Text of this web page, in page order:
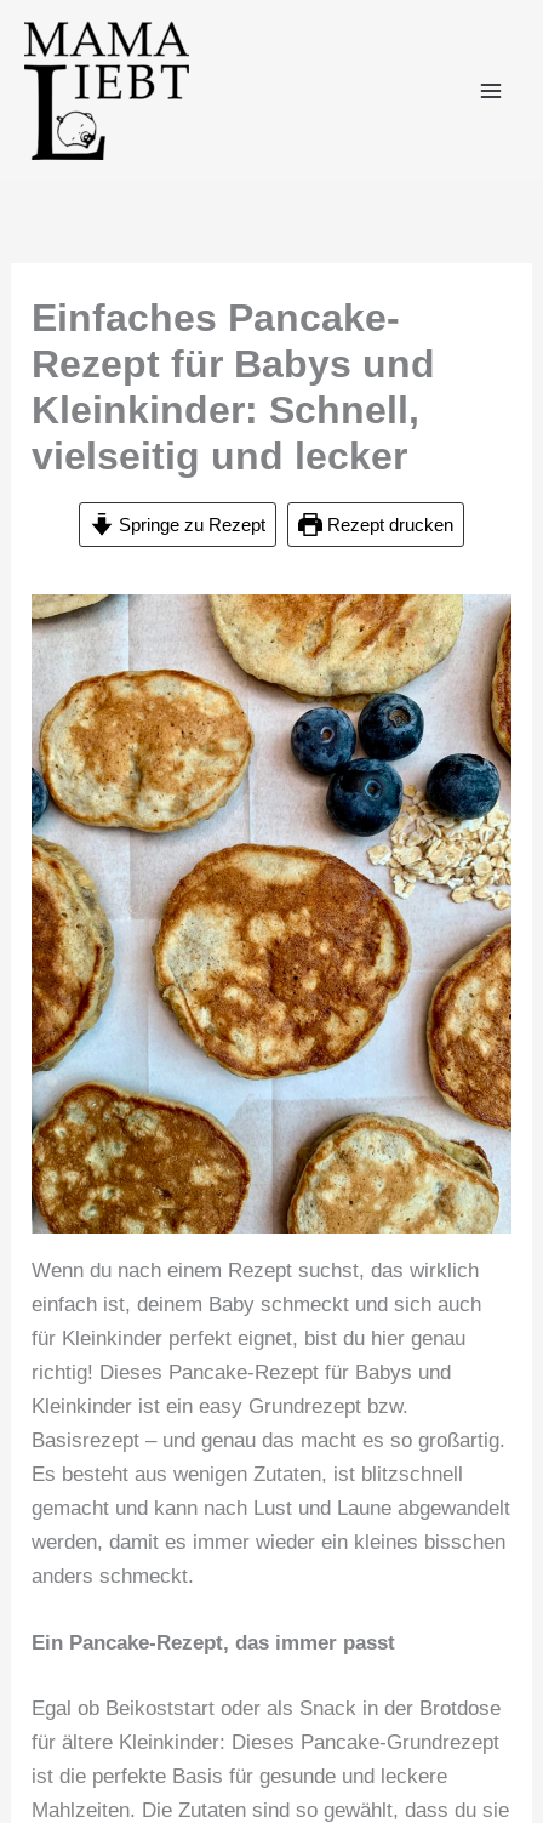
Inhalt
springen
Einfaches Pancake-
Rezept für Babys und
Kleinkinder: Schnell,
vielseitig und lecker
Springe zu Rezept Rezept drucken
Wenn du nach einem Rezept suchst, das wirklich
einfach ist, deinem Baby schmeckt und sich auch
für Kleinkinder perfekt eignet, bist du hier genau
richtig! Dieses Pancake-Rezept für Babys und
Kleinkinder ist ein easy Grundrezept bzw.
Basisrezept – und genau das macht es so großartig.
Es besteht aus wenigen Zutaten, ist blitzschnell
gemacht und kann nach Lust und Laune abgewandelt
werden, damit es immer wieder ein kleines bisschen
anders schmeckt.
Ein Pancake-Rezept, das immer passt
Egal ob Beikoststart oder als Snack in der Brotdose
für ältere Kleinkinder: Dieses Pancake-Grundrezept
ist die perfekte Basis für gesunde und leckere
Mahlzeiten. Die Zutaten sind so gewählt, dass du sie